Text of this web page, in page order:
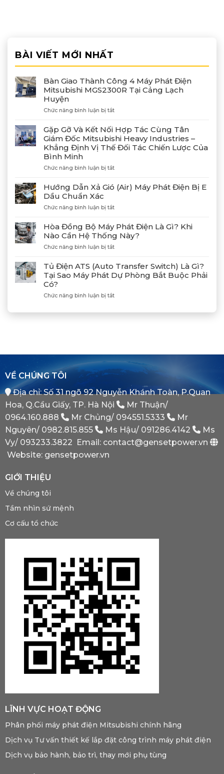
BÀI VIẾT MỚI NHẤT
Bàn Giao Thành Công 4 Máy Phát Điện
Mitsubishi MGS2300R Tại Cảng Lạch
Huyện
Chức năng bình luận bị tắtở
Giao
Thành
Công
4
Phát
MGS2300R
Cảng
Gặp Gỡ Và Kết Nối Hợp Tác Cùng Tân
Giám Đốc Mitsubishi Heavy Industries –
Khẳng Định Vị Thế Đối Tác Chiến Lược Của
Bình Minh
Chức năng bình luận bị tắtở
Gỡ
Và
Nối
Tác
Cùng
Tân
Giám
Mitsubishi
Heavy
Industries
Khẳng
Vị
Của
Bình
Minh
Hướng Dẫn Xả Gió (Air) Máy Phát Điện Bị E
Dầu Chuẩn Xác
Chức năng bình luận bị tắtở
Dẫn
Xả
Gió
(Air)
Phát
Bị
Dầu
Xác
Hòa Đồng Bộ Máy Phát Điện Là Gì? Khi
Nào Cần Hệ Thống Này?
Chức năng bình luận bị tắtở
Đồng
Bộ
Máy
Điện
Tủ Điện ATS (Auto Transfer Switch) Là Gì?
Tại Sao Máy Phát Dự Phòng Bắt Buộc Phải
Có?
Chức năng bình luận bị tắtở
Điện
Sao
Phát
Dự
Phòng
Bắt
Phải
Có?
VỀ CHÚNG TÔI
Địa chỉ: Số 31 ngõ 92 Nguyễn Khánh Toàn, P.Quan
Hoa, Q.Cầu Giấy, TP. Hà Nội
Mr Thuận/
0964.160.888
Mr Chủng/ 094551.5333
Mr
Nguyên/ 0982.815.855 Ms Hậu/ 091286.4142
Ms
Vy/ 093233.3822 Email: contact@gensetpower.vn
Website: gensetpower.vn
GIỚI THIỆU
Về chúng tôi
Tầm nhìn sứ mệnh
Cơ cấu tổ chức
LĨNH VỰC HOẠT ĐỘNG
Phân phối máy phát điện Mitsubishi chính hãng
Dịch vụ Tư vấn thiết kế lắp đặt công trình máy phát điện
Dịch vụ bảo hành, bảo trì, thay mới phụ tùng